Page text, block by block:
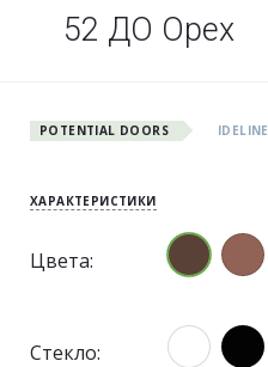
52 ДО Орех
POTENTIAL DOORS IDELINE
ХАРАКТЕРИСТИКИ
Цвета:
Стекло: